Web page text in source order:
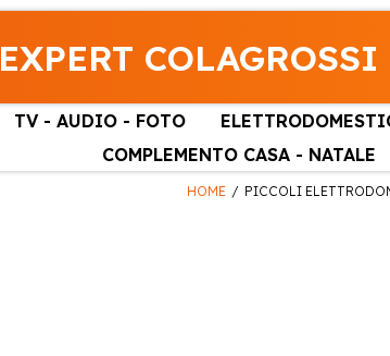
EXPERT
TV - AUDIO - FOTO
COMPLEMENTO CASA - NATALE
HOME PICCOLI